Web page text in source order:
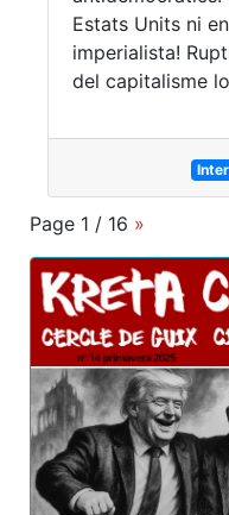
Estats Units ni
imperialista!
del capitalisme
Page 1 / 16 »